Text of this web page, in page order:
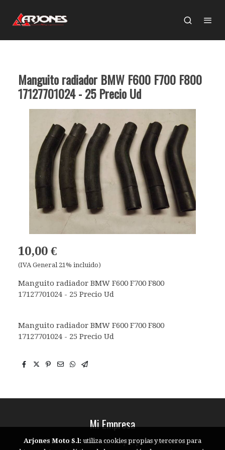
Manguito radiador BMW F600 F700 F800
17127701024 - 25 Precio Ud
10,00 €
(IVA General 21% incluido)
Manguito radiador BMW F600 F700 F800
17127701024 - 25 Precio Ud
Manguito radiador BMW F600 F700 F800
17127701024 - 25 Precio Ud
Mi Empresa
Edita este texto con tu propio contenido
Arjones Moto S.l: utiliza cookies propias y terceros para